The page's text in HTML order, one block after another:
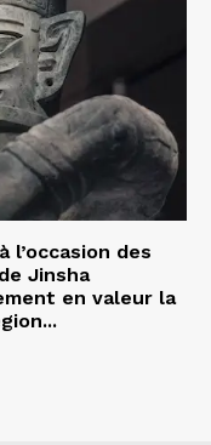
l’occasion des
Jinsha
en valeur la